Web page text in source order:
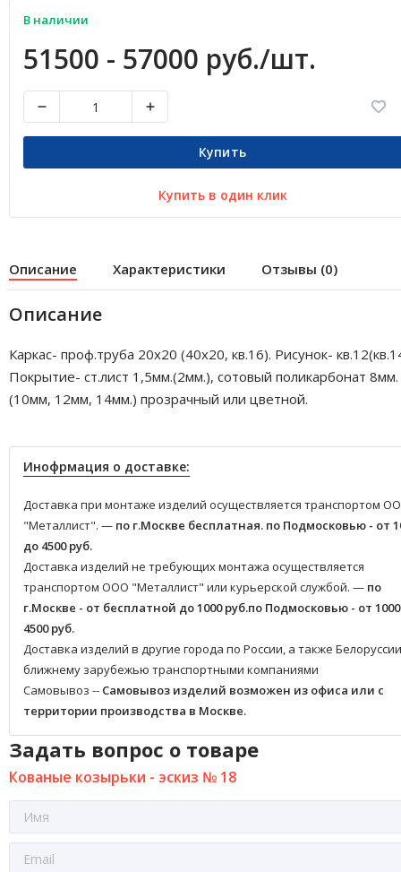
В наличии
51500 - 57000 руб./шт.
Купить
Купить в один клик
Описание Характеристики Отзывы (0)
Описание
Каркас- проф.труба 20х20 (40х20, кв.16). Рисунок-
Покрытие- ст.лист 1,5мм.(2мм.), сотовый поликарбонат 8мм.
(10мм, 12мм, 14мм.) прозрачный или цветной.
Инофрмация о доставке:
Доставка при монтаже изделий осуществляется транспортом
"Металлист". — по г.Москве бесплатная. по Подмосковью - от
до 4500 руб.
Доставка изделий не требующих монтажа осуществляется
транспортом ООО "Металлист" или курьерской службой. — по
г.Москве - от бесплатной до 1000 руб.по Подмосковью - от
4500 руб.
Доставка изделий в другие города по России, а также
ближнему зарубежью транспортными компаниями
Самовывоз -- Самовывоз изделий возможен из офиса или с
территории производства в Москве.
Задать вопрос о товаре
Кованые козырьки - эскиз № 18